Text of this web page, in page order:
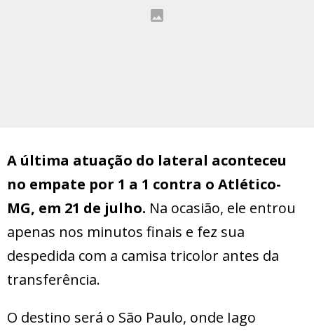
A última atuação do lateral aconteceu
no empate por 1 a 1 contra o Atlético-
MG, em 21 de julho. Na ocasião, ele entrou
apenas nos minutos finais e fez sua
despedida com a camisa tricolor antes da
transferência.
O destino será o São Paulo, onde Iago